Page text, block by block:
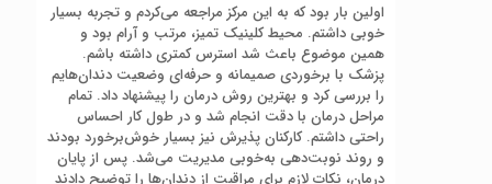
اولین بار بود که به این مرکز مراجعه می‌کردم و تجربه بسیار
خوبی داشتم. محیط کلینیک تمیز، مرتب و آرام بود و
همین موضوع باعث شد استرس کمتری داشته باشم.
پزشک با برخوردی صمیمانه و حرفه‌ای وضعیت دندان‌هایم
را بررسی کرد و بهترین روش درمان را پیشنهاد داد. تمام
مراحل درمان با دقت انجام شد و در طول کار احساس
راحتی داشتم. کارکنان پذیرش نیز بسیار خوش‌برخورد بودند
و روند نوبت‌دهی به‌خوبی مدیریت می‌شد. پس از پایان